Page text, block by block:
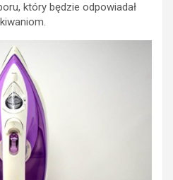
który będzie odpowiadał